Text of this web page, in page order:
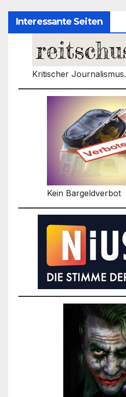
Interessante Seiten
Kritischer Journalismus.
Kein Bargeldverbot